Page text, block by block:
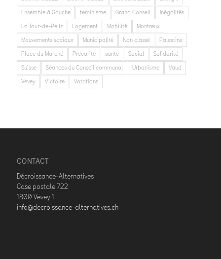
Ensemble à Gauche
feminisme Grand Conseil
Inégalités
La Tour-de-Peilz
Logement Mobilité
Montreux
Mouvements sociaux
Municipalité Non classé
Palestine
Place du Marché
Précarité santé Social
Solidarité
Suisse
Séances du Conseil communal Urbanisme
Vaud
Vevey
Victoire Votations
CONTACT
Décroissance-Alternatives
Case postale 722
1800 Vevey 1
info@decroissance-alternatives.ch